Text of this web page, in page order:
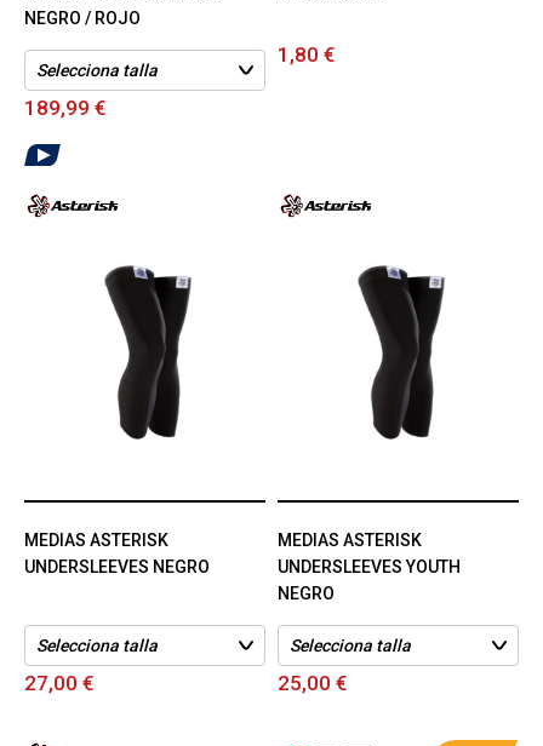
NEGRO / ROJO
189,99 €
1,80 €
MEDIAS ASTERISK
UNDERSLEEVES NEGRO
27,00 €
MEDIAS ASTERISK
UNDERSLEEVES YOUTH
NEGRO
25,00 €